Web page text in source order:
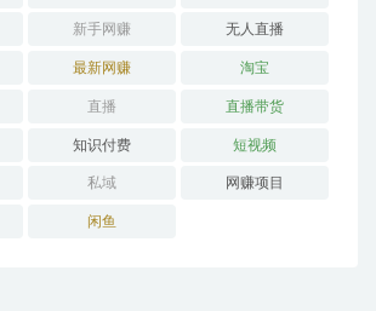
新手网赚 无人直播
最新网赚 淘宝
直播 直播带货
知识付费 短视频
私域 网赚项目
闲鱼